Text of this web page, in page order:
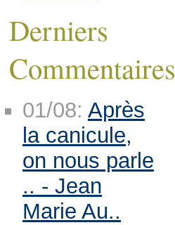
Derniers
Commentaires
01/08: Après
la canicule,
on nous parle
.. - Jean
Marie Au..